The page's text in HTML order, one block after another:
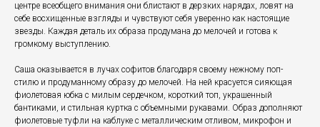
центре всеобщего внимания они блистают в дерзких нарядах, ловят на
себе восхищенные взгляды и чувствуют себя уверенно как настоящие
звезды. Каждая деталь их образа продумана до мелочей и готова к
громкому выступлению.
Саша оказывается в лучах софитов благодаря своему нежному поп-
стилю и продуманному образу до мелочей. На ней красуется сияющая
фиолетовая юбка с милым сердечком, короткий топ, украшенный
бантиками, и стильная куртка с объемными рукавами. Образ дополняют
фиолетовые туфли на каблуке с металлическим отливом, микрофон и